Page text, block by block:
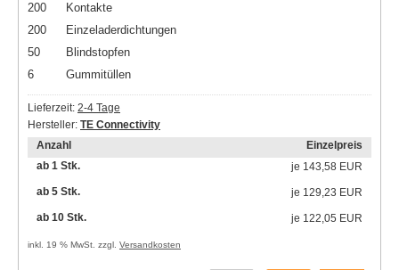
200
Kontakte
200
Einzeladerdichtungen
50
Blindstopfen
6
Gummitüllen
Lieferzeit: 2-4 Tage
Hersteller: TE Connectivity
Anzahl
Einzelpreis
ab 1 Stk.
je 143,58 EUR
ab 5 Stk.
je 129,23 EUR
ab 10 Stk.
je 122,05 EUR
inkl. 19 % MwSt. zzgl. Versandkosten